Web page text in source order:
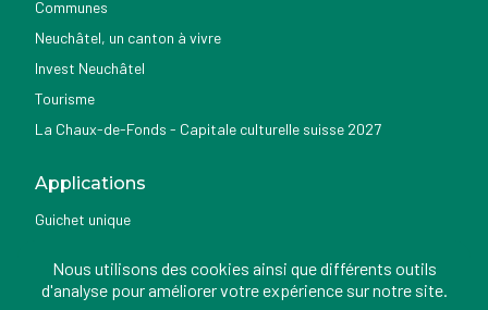
Communes
Neuchâtel, un canton à vivre
Invest Neuchâtel
Tourisme
La Chaux-de-Fonds - Capitale culturelle suisse 2027
Applications
Guichet unique
Nemo news
Nous utilisons des cookies ainsi que différents outils
d'analyse pour améliorer votre expérience sur notre site.